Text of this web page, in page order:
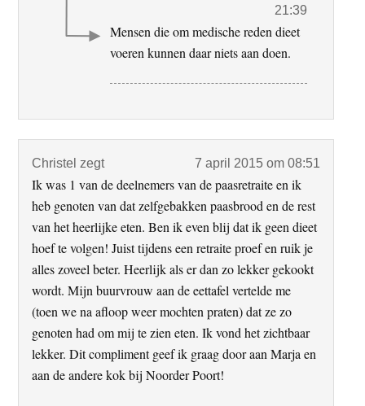
21:39
Mensen die om medische reden dieet
voeren kunnen daar niets aan doen.
Christel zegt 7 april 2015 om 08:51
Ik was 1 van de deelnemers van de paasretraite en ik
heb genoten van dat zelfgebakken paasbrood en de rest
van het heerlijke eten. Ben ik even blij dat ik geen dieet
hoef te volgen! Juist tijdens een retraite proef en ruik je
alles zoveel beter. Heerlijk als er dan zo lekker gekookt
wordt. Mijn buurvrouw aan de eettafel vertelde me
(toen we na afloop weer mochten praten) dat ze zo
genoten had om mij te zien eten. Ik vond het zichtbaar
lekker. Dit compliment geef ik graag door aan Marja en
aan de andere kok bij Noorder Poort!